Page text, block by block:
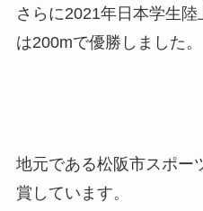
さらに2021年日本学生
は200mで優勝しました。
地元である松阪市スポー
賞しています。